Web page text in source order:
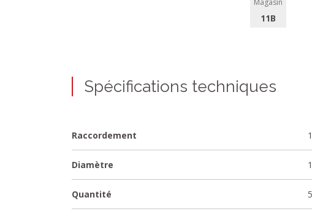
Magasin
11B
Spécifications techniques
Raccordement
Diamètre
Quantité